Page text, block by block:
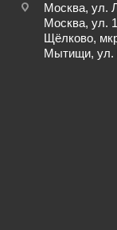
Москва, ул.
Москва, ул.
Щёлково,
Мытищи, ул.